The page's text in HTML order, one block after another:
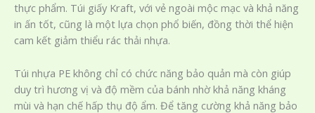
thực phẩm. Túi giấy Kraft, với vẻ ngoài mộc mạc và khả năng
in ấn tốt, cũng là một lựa chọn phổ biến, đồng thời thể hiện
cam kết giảm thiểu rác thải nhựa.
Túi nhựa PE không chỉ có chức năng bảo quản mà còn giúp
duy trì hương vị và độ mềm của bánh nhờ khả năng kháng
mùi và hạn chế hấp thụ độ ẩm. Để tăng cường khả năng bảo